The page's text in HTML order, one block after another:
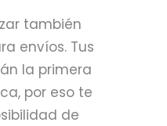
también
envíos. Tus
la primera
por eso te
de